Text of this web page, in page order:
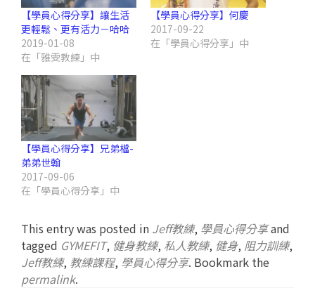
【學員心得分享】讓生活
更輕鬆、更有活力－哈哈
2019-01-08
在「雅雯教練」中
【學員心得分享】何慶
2017-09-22
在「學員心得分享」中
【學員心得分享】兄弟檔-
弟弟世翰
2017-09-06
在「學員心得分享」中
This entry was posted in Jeff教練, 學員心得分享and
tagged GYMEFIT, 健身教練, 私人教練, 健身, 阻力訓練,
Jeff教練, 教練課程, 學員心得分享. Bookmark the
permalink.